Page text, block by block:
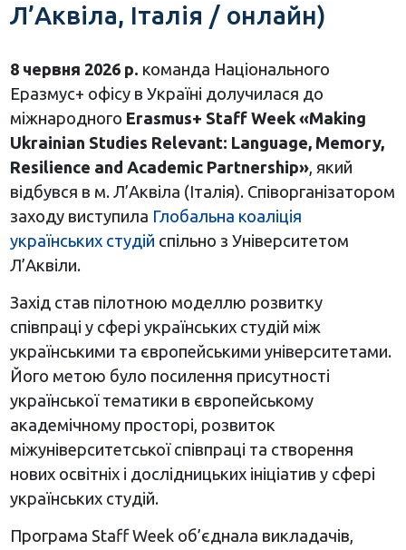
Л’Аквіла, Італія / онлайн)
8 червня 2026 р. команда Національного
Еразмус+ офісу в Україні долучилася до
міжнародного Erasmus+ Staff Week «Making
Ukrainian Studies Relevant: Language, Memory,
Resilience and Academic Partnership», який
відбувся в м. Л’Аквіла (Італія). Співорганізатором
заходу виступила Глобальна коаліція
українських студій спільно з Університетом
Л’Аквіли.
Захід став пілотною моделлю розвитку
співпраці у сфері українських студій між
українськими та європейськими університетами.
Його метою було посилення присутності
української тематики в європейському
академічному просторі, розвиток
міжуніверситетської співпраці та створення
нових освітніх і дослідницьких ініціатив у сфері
українських студій.
Програма Staff Week об’єднала викладачів,